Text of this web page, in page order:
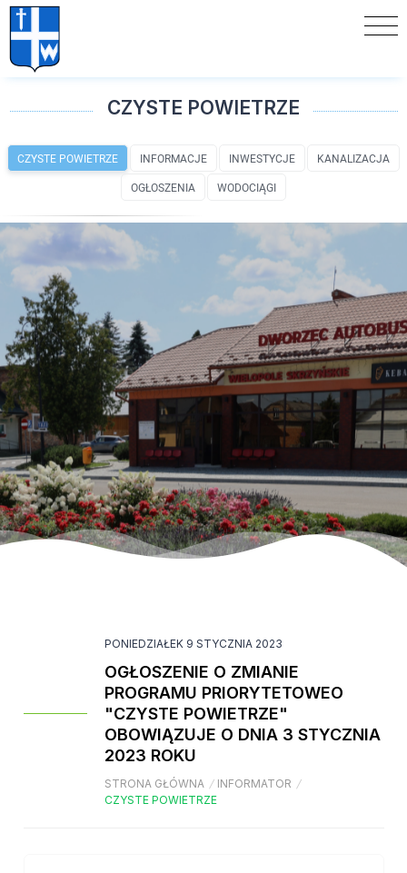
CZYSTE POWIETRZE
CZYSTE POWIETRZE INFORMACJE INWESTYCJE
KANALIZACJA
OGŁOSZENIA
WODOCIĄGI
PONIEDZIAŁEK 9 STYCZNIA 2023
OGŁOSZENIE O ZMIANIE
PROGRAMU PRIORYTETOWEO
"CZYSTE POWIETRZE"
OBOWIĄZUJE O DNIA 3 STYCZNIA
2023 ROKU
STRONA GŁÓWNA / INFORMATOR /
CZYSTE POWIETRZE